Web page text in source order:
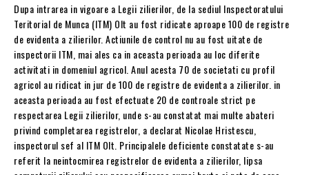
Dupa intrarea in vigoare a Legii zilierilor, de la sediul Inspectoratului
Teritorial de Munca (ITM) Olt au fost ridicate aproape 100 de registre
de evidenta a zilierilor. Actiunile de control nu au fost uitate de
inspectorii ITM, mai ales ca in aceasta perioada au loc diferite
activitati in domeniul agricol. Anul acesta 70 de societati cu profil
agricol au ridicat in jur de 100 de registre de evidenta a zilierilor. in
aceasta perioada au fost efectuate 20 de controale strict pe
respectarea Legii zilierilor, unde s-au constatat mai multe abateri
privind completarea registrelor, a declarat Nicolae Hristescu,
inspectorul sef al ITM Olt. Principalele deficiente constatate s-au
referit la neintocmirea registrelor de evidenta a zilierilor, lipsa